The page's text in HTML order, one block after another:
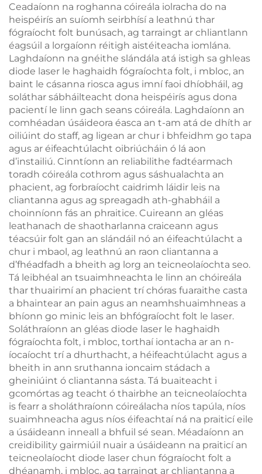
Ceadaíonn na roghanna cóireála iolracha do na
heispéirís an suíomh seirbhísí a leathnú thar
fógraíocht folt bunúsach, ag tarraingt ar chliantlann
éagsúil a lorgaíonn réitigh aistéiteacha iomlána.
Laghdaíonn na gnéithe slándála atá istigh sa ghleas
diode laser le haghaidh fógraíochta folt, i mbloc, an
baint le cásanna riosca agus imní faoi dhíobháil, ag
soláthar sábháilteacht dona heispéirís agus dona
pacientí le linn gach seans cóireála. Laghdaíonn an
comhéadan úsáideora éasca an t-am atá de dhíth ar
oiliúint do staff, ag ligean ar chur i bhfeidhm go tapa
agus ar éifeachtúlacht oibriúcháin ó lá aon
d’instailiú. Cinntíonn an reliabilithe fadtéarmach
toradh cóireála cothrom agus sáshualachta an
phacient, ag forbraíocht caidrimh láidir leis na
cliantanna agus ag spreagadh ath-ghabháil a
choinníonn fás an phraitice. Cuireann an gléas
leathanach de shaotharlanna craiceann agus
téacsúir folt gan an slándáil nó an éifeachtúlacht a
chur i mbaol, ag leathnú an raon cliantanna a
d’fhéadfadh a bheith ag lorg an teicneolaíochta seo.
Tá leibhéal an tsuaimhneachta le linn an chóireála
thar thuairimí an phacient trí chóras fuaraithe casta
a bhaintear an pain agus an neamhshuaimhneas a
bhíonn go minic leis an bhfógraíocht folt le laser.
Soláthraíonn an gléas diode laser le haghaidh
fógraíochta folt, i mbloc, torthaí iontacha ar an n-
íocaíocht trí a dhurthacht, a héifeachtúlacht agus a
bheith in ann sruthanna ioncaim stádach a
gheiniúint ó cliantanna sásta. Tá buaiteacht i
gcomórtas ag teacht ó thairbhe an teicneolaíochta
is fearr a sholáthraíonn cóireálacha níos tapúla, níos
suaimhneacha agus níos éifeachtaí ná na praiticí eile
a úsáideann inneall a bhfuil sé sean. Méadaíonn an
creidibility gairmiúil nuair a úsáideann na praiticí an
teicneolaíocht diode laser chun fógraíocht folt a
dhéanamh, i mbloc, ag tarraingt ar chliantanna a